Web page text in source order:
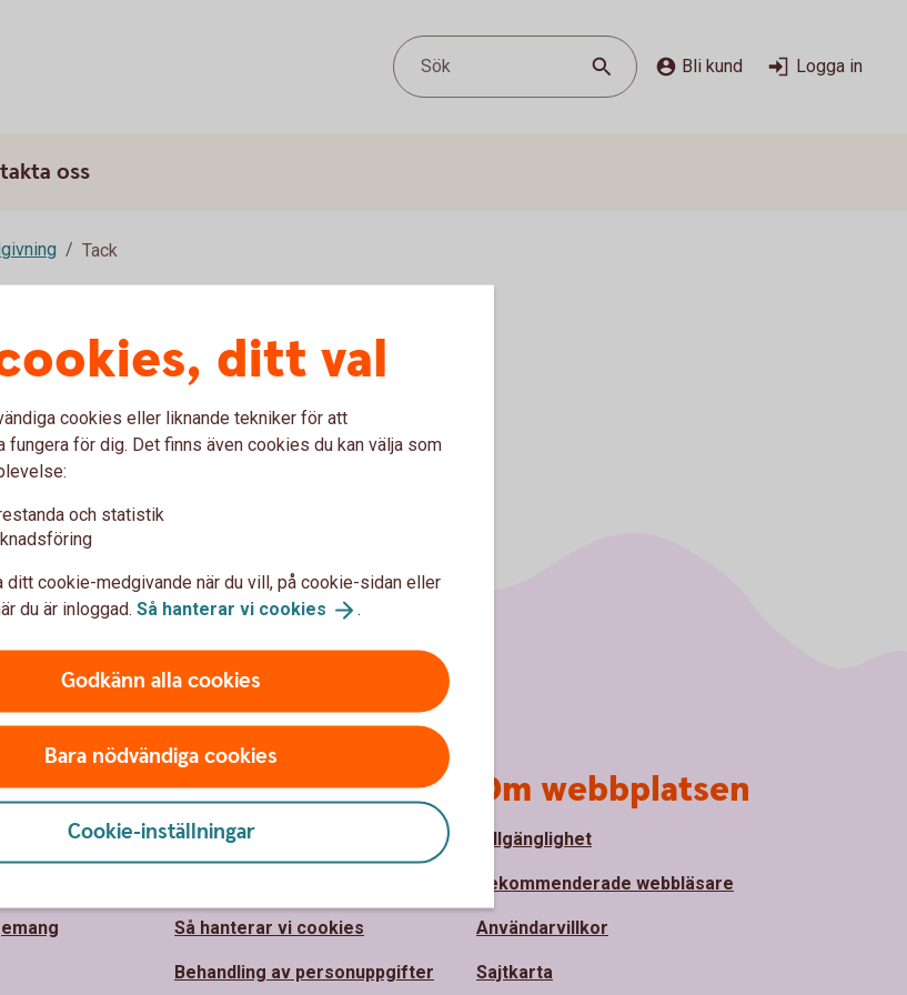
Sök Bli kund Logga in
oss
Tack
dig så snart som möjligt.
ditt val
cookies eller liknande tekniker för att
fungera för dig. Det finns även cookies du kan välja som
och statistik
ditt cookie-medgivande när du vill, på cookie-sidan eller
du är inloggad. Så hanterar vi cookies .
Godkänn alla cookies
Bara nödvändiga cookies
Cookie-inställningar
Säkerhet och
integritet
Så hanterar vi cookies
Behandling av personuppgifter
Om webbplatsen
Tillgänglighet
Rekommenderade webbläsare
Användarvillkor
Sajtkarta